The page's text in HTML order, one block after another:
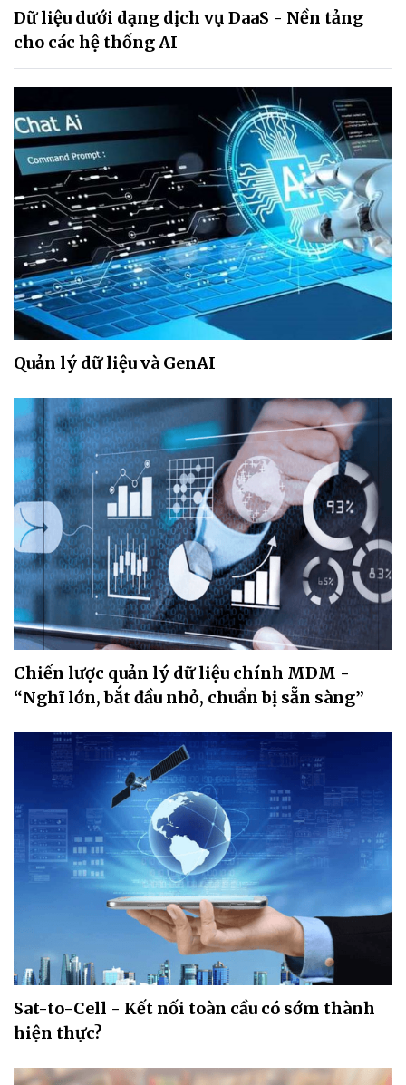
Dữ liệu dưới dạng dịch vụ DaaS - Nền tảng
cho các hệ thống AI
Quản lý dữ liệu và GenAI
Chiến lược quản lý dữ liệu chính MDM -
“Nghĩ lớn, bắt đầu nhỏ, chuẩn bị sẵn sàng”
Sat-to-Cell - Kết nối toàn cầu có sớm thành
hiện thực?